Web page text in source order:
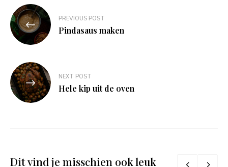
Bericht
navigatie
PREVIOUS POST
Pindasaus maken
NEXT POST
Hele kip uit de oven
Dit vind je misschien ook leuk